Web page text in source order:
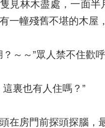
見林木盡處，一面
一幢殘舊不堪的木屋
？～～”眾人禁不住歡
這裏也有人住嗎？”
在房門前探頭探腦，